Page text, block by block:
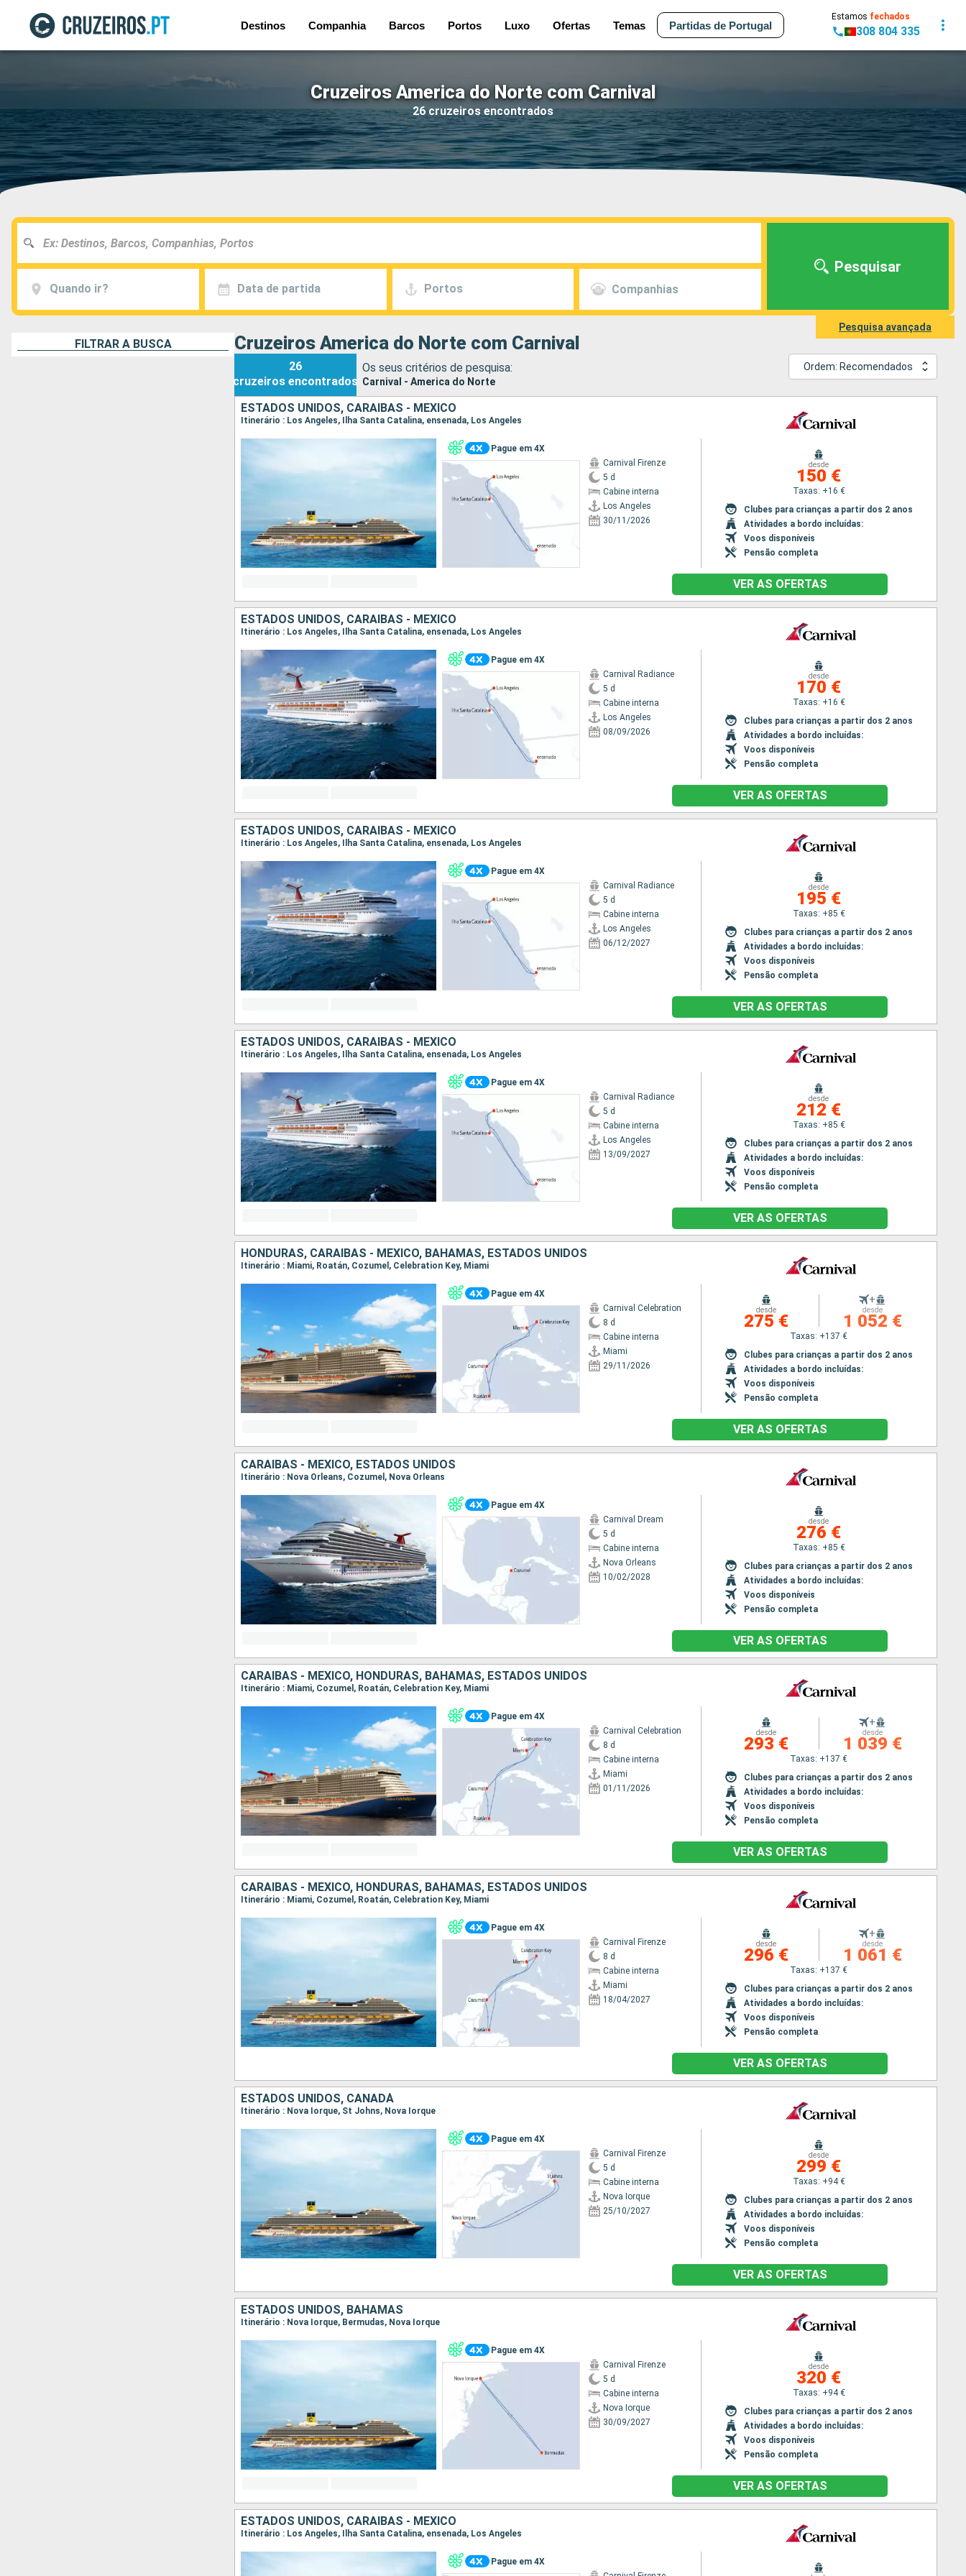
Destinos Companhia Barcos Portos Luxo Ofertas Temas Partidas de Portugal
Estamos fechados
308 804 335
Cruzeiros America do Norte com Carnival
26 cruzeiros encontrados
Quando ir? Data de partida Portos Companhias
Pesquisar
Pesquisa avançada
FILTRAR A BUSCA Cruzeiros America do Norte com Carnival
26
cruzeiros encontrados
Os seus critérios de pesquisa:
Carnival - America do Norte
Ordem: Recomendados
ESTADOS UNIDOS, CARAIBAS - MEXICO
Itinerário : Los Angeles, Ilha Santa Catalina, ensenada, Los Angeles
Pague em 4X
Carnival Firenze
5 d
Cabine interna
Los Angeles
30/11/2026
desde
150 €
Taxas: +16 €
Clubes para crianças a partir dos 2 anos
Atividades a bordo incluídas:
Voos disponíveis
Pensão completa
VER AS OFERTAS
ESTADOS UNIDOS, CARAIBAS - MEXICO
Itinerário : Los Angeles, Ilha Santa Catalina, ensenada, Los Angeles
Pague em 4X
Carnival Radiance
5 d
Cabine interna
Los Angeles
08/09/2026
desde
170 €
Taxas: +16 €
Clubes para crianças a partir dos 2 anos
Atividades a bordo incluídas:
Voos disponíveis
Pensão completa
VER AS OFERTAS
ESTADOS UNIDOS, CARAIBAS - MEXICO
Itinerário : Los Angeles, Ilha Santa Catalina, ensenada, Los Angeles
Pague em 4X
Carnival Radiance
5 d
Cabine interna
Los Angeles
06/12/2027
desde
195 €
Taxas: +85 €
Clubes para crianças a partir dos 2 anos
Atividades a bordo incluídas:
Voos disponíveis
Pensão completa
VER AS OFERTAS
ESTADOS UNIDOS, CARAIBAS - MEXICO
Itinerário : Los Angeles, Ilha Santa Catalina, ensenada, Los Angeles
Pague em 4X
Carnival Radiance
5 d
Cabine interna
Los Angeles
13/09/2027
desde
212 €
Taxas: +85 €
Clubes para crianças a partir dos 2 anos
Atividades a bordo incluídas:
Voos disponíveis
Pensão completa
VER AS OFERTAS
HONDURAS, CARAIBAS - MEXICO, BAHAMAS, ESTADOS UNIDOS
Itinerário : Miami, Roatán, Cozumel, Celebration Key, Miami
Pague em 4X
Carnival Celebration
8 d
Cabine interna
Miami
29/11/2026
desde
275 €
+
desde
1 052 €
Taxas: +137 €
Clubes para crianças a partir dos 2 anos
Atividades a bordo incluídas:
Voos disponíveis
Pensão completa
VER AS OFERTAS
CARAIBAS - MEXICO, ESTADOS UNIDOS
Itinerário : Nova Orleans, Cozumel, Nova Orleans
Pague em 4X
Carnival Dream
5 d
Cabine interna
Nova Orleans
10/02/2028
desde
276 €
Taxas: +85 €
Clubes para crianças a partir dos 2 anos
Atividades a bordo incluídas:
Voos disponíveis
Pensão completa
VER AS OFERTAS
CARAIBAS - MEXICO, HONDURAS, BAHAMAS, ESTADOS UNIDOS
Itinerário : Miami, Cozumel, Roatán, Celebration Key, Miami
Pague em 4X
Carnival Celebration
8 d
Cabine interna
Miami
01/11/2026
desde
293 €
+
desde
1 039 €
Taxas: +137 €
Clubes para crianças a partir dos 2 anos
Atividades a bordo incluídas:
Voos disponíveis
Pensão completa
VER AS OFERTAS
CARAIBAS - MEXICO, HONDURAS, BAHAMAS, ESTADOS UNIDOS
Itinerário : Miami, Cozumel, Roatán, Celebration Key, Miami
Pague em 4X
Carnival Firenze
8 d
Cabine interna
Miami
18/04/2027
desde
296 €
+
desde
1 061 €
Taxas: +137 €
Clubes para crianças a partir dos 2 anos
Atividades a bordo incluídas:
Voos disponíveis
Pensão completa
VER AS OFERTAS
ESTADOS UNIDOS, CANADÁ
Itinerário : Nova Iorque, St Johns, Nova Iorque
Pague em 4X
Carnival Firenze
5 d
Cabine interna
Nova Iorque
25/10/2027
desde
299 €
Taxas: +94 €
Clubes para crianças a partir dos 2 anos
Atividades a bordo incluídas:
Voos disponíveis
Pensão completa
VER AS OFERTAS
ESTADOS UNIDOS, BAHAMAS
Itinerário : Nova Iorque, Bermudas, Nova Iorque
Pague em 4X
Carnival Firenze
5 d
Cabine interna
Nova Iorque
30/09/2027
desde
320 €
Taxas: +94 €
Clubes para crianças a partir dos 2 anos
Atividades a bordo incluídas:
Voos disponíveis
Pensão completa
VER AS OFERTAS
ESTADOS UNIDOS, CARAIBAS - MEXICO
Itinerário : Los Angeles, Ilha Santa Catalina, ensenada, Los Angeles
Pague em 4X